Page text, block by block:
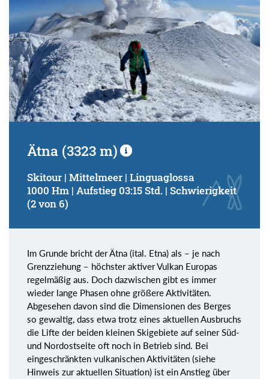
Ätna (3323 m)
Skitour | Mittelmeer | Linguaglossa
1000 Hm | Aufstieg 03:15 Std. | Schwierigkeit
(2 von 6)
Im Grunde bricht der Ätna (ital. Etna) als – je nach
Grenzziehung – höchster aktiver Vulkan Europas
regelmäßig aus. Doch dazwischen gibt es immer
wieder lange Phasen ohne größere Aktivitäten.
Abgesehen davon sind die Dimensionen des Berges
so gewaltig, dass etwa trotz eines aktuellen Ausbruchs
die Lifte der beiden kleinen Skigebiete auf seiner Süd-
und Nordostseite oft noch in Betrieb sind. Bei
eingeschränkten vulkanischen Aktivitäten (siehe
Hinweis zur aktuellen Situation) ist ein Anstieg über